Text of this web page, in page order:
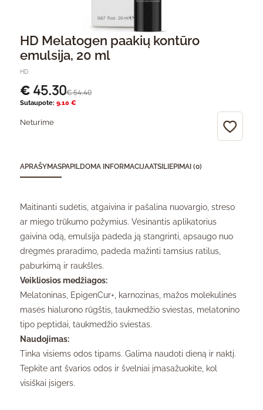
HD Melatogen paakių kontūro
emulsija, 20 ml
HD
€ 45.30€54.40
Sutaupote: 9.10 €
Neturime
APRAŠYMASPAPILDOMA INFORMACIJAATSILIEPIMAI (0)
Maitinanti sudėtis, atgaivina ir pašalina nuovargio, streso
ar miego trūkumo požymius. Vėsinantis aplikatorius
gaivina odą, emulsija padeda ją stangrinti, apsaugo nuo
drėgmės praradimo, padeda mažinti tamsius ratilus,
paburkimą ir raukšles.
Veikliosios medžiagos:
Melatoninas, EpigenCur+, karnozinas, mažos molekulinės
masės hialurono rūgštis, taukmedžio sviestas, melatonino
tipo peptidai, taukmedžio sviestas.
Naudojimas:
Tinka visiems odos tipams. Galima naudoti dieną ir naktį.
Tepkite ant švarios odos ir švelniai įmasažuokite, kol
visiškai įsigers.